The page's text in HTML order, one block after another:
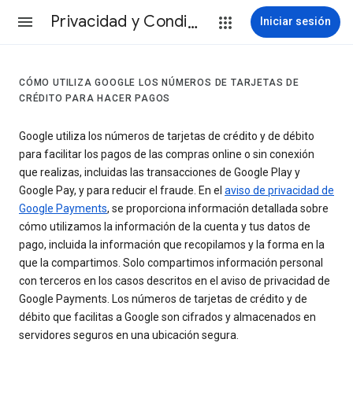
Privacidad y Condiciones Iniciar sesión
CÓMO UTILIZA GOOGLE LOS NÚMEROS DE TARJETAS DE
CRÉDITO PARA HACER PAGOS
Google utiliza los números de tarjetas de crédito y de débito
para facilitar los pagos de las compras online o sin conexión
que realizas, incluidas las transacciones de Google Play y
Google Pay, y para reducir el fraude. En el aviso de privacidad de
Google Payments, se proporciona información detallada sobre
cómo utilizamos la información de la cuenta y tus datos de
pago, incluida la información que recopilamos y la forma en la
que la compartimos. Solo compartimos información personal
con terceros en los casos descritos en el aviso de privacidad de
Google Payments. Los números de tarjetas de crédito y de
débito que facilitas a Google son cifrados y almacenados en
servidores seguros en una ubicación segura.